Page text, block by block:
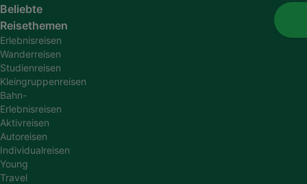
Beliebte
Reisethemen
Erlebnisreisen
Wanderreisen
Studienreisen
Kleingruppenreisen
Bahn-
Erlebnisreisen
Aktivreisen
Autoreisen
Individualreisen
Young
Travel